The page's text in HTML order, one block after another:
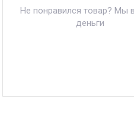
Не понравился товар? Мы
деньги